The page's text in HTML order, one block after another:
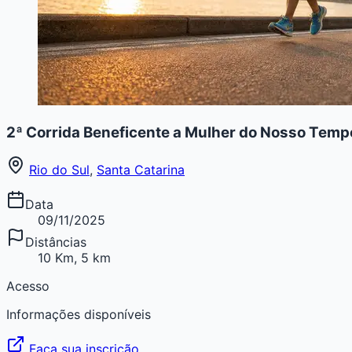
2ª Corrida Beneficente a Mulher do Nosso
Rio do Sul, Santa Catarina
Data
09/11/2025
Distâncias
10 Km, 5 km
Acesso
Informações disponíveis